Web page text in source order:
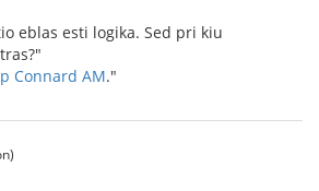
eblas esti logika. Sed pri kiu
Connard AM."